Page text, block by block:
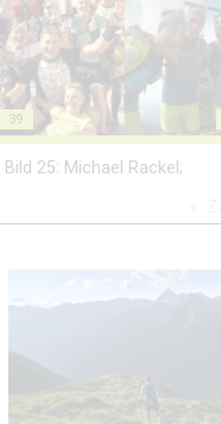
39
25: Michael Rackel;